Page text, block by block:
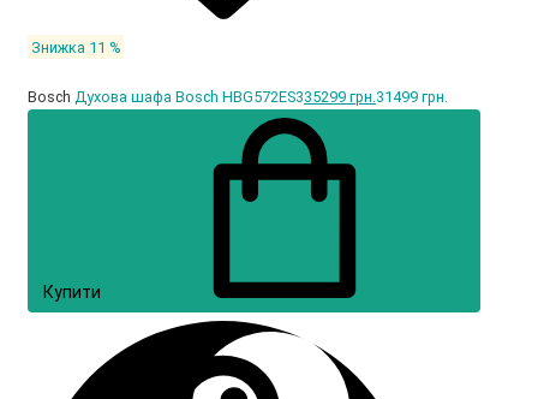
Знижка 11 %
Bosch Духова шафа Bosch HBG572ES335299 грн.31499 грн.
Купити